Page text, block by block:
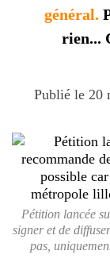
général.
rien...
Publié le 20
Pétition lancée
signer et de
pas,